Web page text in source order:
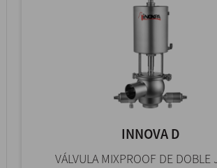
INNOVA D
VÁLVULA MIXPROOF DE DOBLE